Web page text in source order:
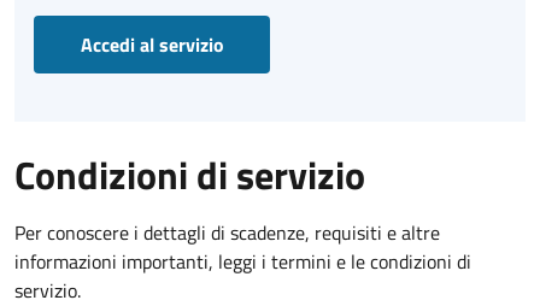
Accedi al servizio
Condizioni di servizio
Per conoscere i dettagli di scadenze, requisiti e altre
informazioni importanti, leggi i termini e le condizioni di
servizio.